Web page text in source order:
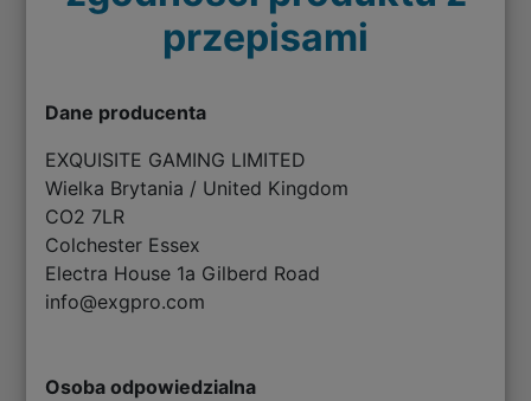
przepisami
Dane producenta
EXQUISITE GAMING LIMITED
Wielka Brytania / United Kingdom
CO2 7LR
Colchester Essex
Electra House 1a Gilberd Road
info@exgpro.com
Osoba odpowiedzialna